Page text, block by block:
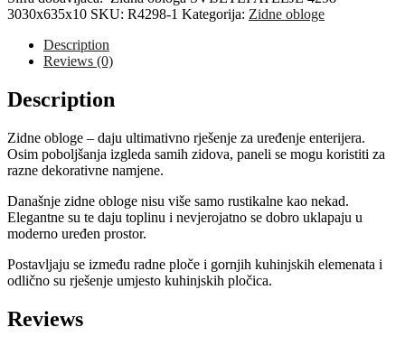
4298
3030x635x10
quantity
3030x635x10 SKU: R4298-1 Kategorija: Zidne obloge
Description
Reviews (0)
Description
Zidne obloge – daju ultimativno rješenje za uređenje enterijera.
Osim poboljšanja izgleda samih zidova, paneli se mogu koristiti za
razne dekorativne namjene.
Današnje zidne obloge nisu više samo rustikalne kao nekad.
Elegantne su te daju toplinu i nevjerojatno se dobro uklapaju u
moderno uređen prostor.
Postavljaju se između radne ploče i gornjih kuhinjskih elemenata i
odlično su rješenje umjesto kuhinjskih pločica.
Reviews